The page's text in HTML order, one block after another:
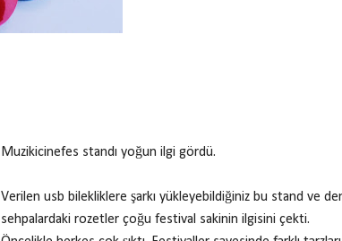
Muzikicinefes standı yoğun ilgi gördü.
Verilen usb bilekliklere şarkı yükleyebildiğiniz bu stand ve
sehpalardaki rozetler çoğu festival sakinin ilgisini çekti.